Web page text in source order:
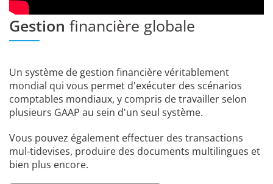
Gestion financière globale
Un système de gestion financière véritablement
mondial qui vous permet d'exécuter des scénarios
comptables mondiaux, y compris de travailler selon
plusieurs GAAP au sein d'un seul système.
Vous pouvez également effectuer des transactions
mul-tidevises, produire des documents multilingues et
bien plus encore.